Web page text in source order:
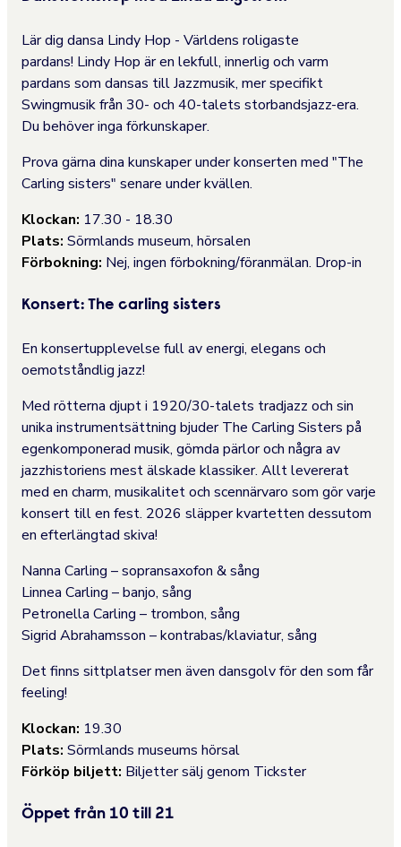
Lär dig dansa Lindy Hop - Världens roligaste
pardans! Lindy Hop är en lekfull, innerlig och varm
pardans som dansas till Jazzmusik, mer specifikt
Swingmusik från 30- och 40-talets storbandsjazz-era.
Du behöver inga förkunskaper.
Prova gärna dina kunskaper under konserten med "The
Carling sisters" senare under kvällen.
Klockan: 17.30 - 18.30
Plats: Sörmlands museum, hörsalen
Förbokning: Nej, ingen förbokning/föranmälan. Drop-in
Konsert: The carling sisters
En konsertupplevelse full av energi, elegans och
oemotståndlig jazz!
Med rötterna djupt i 1920/30-talets tradjazz och sin
unika instrumentsättning bjuder The Carling Sisters på
egenkomponerad musik, gömda pärlor och några av
jazzhistoriens mest älskade klassiker. Allt levererat
med en charm, musikalitet och scennärvaro som gör varje
konsert till en fest. 2026 släpper kvartetten dessutom
en efterlängtad skiva!
Nanna Carling – sopransaxofon & sång
Linnea Carling – banjo, sång
Petronella Carling – trombon, sång
Sigrid Abrahamsson – kontrabas/klaviatur, sång
Det finns sittplatser men även dansgolv för den som får
feeling!
Klockan: 19.30
Plats: Sörmlands museums hörsal
Förköp biljett: Biljetter sälj genom Tickster
Öppet från 10 till 21